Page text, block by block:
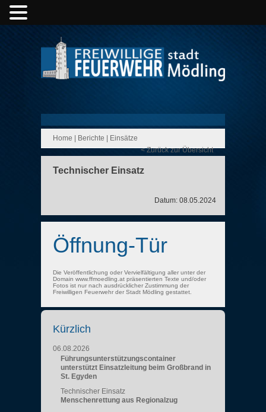
Home Berichte
Einsätze
< Zurück zur Übersicht
Technischer Einsatz
Datum: 08.05.2024
Öffnung-Tür
Die Veröffentlichung oder Vervielfältigung aller unter der
Domain www.ffmoedling.at präsentierten Texte und/oder
Fotos ist nur nach ausdrücklicher Zustimmung der
Freiwilligen Feuerwehr der Stadt Mödling gestattet.
Kürzlich
06.08.2026
Führungsunterstützungscontainer
unterstützt Einsatzleitung beim Großbrand in
St. Egyden
Technischer Einsatz
Menschenrettung aus Regionalzug